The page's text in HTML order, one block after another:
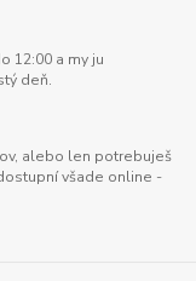
12:00 a my ju
deň.
alebo len potrebuješ
všade online -